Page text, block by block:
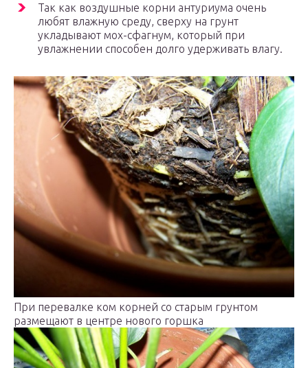
Так как воздушные корни антуриума очень
любят влажную среду, сверху на грунт
укладывают мох-сфагнум, который при
увлажнении способен долго удерживать влагу.
При перевалке ком корней со старым грунтом
размещают в центре нового горшка